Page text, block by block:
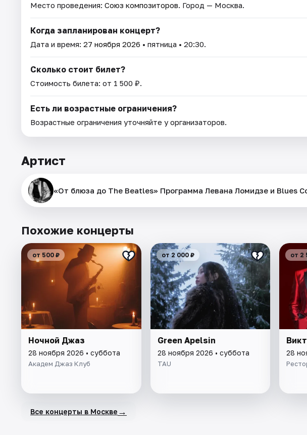
Место проведения: Союз композиторов. Город — Москва.
Когда запланирован концерт?
Дата и время: 27 ноября 2026 • пятница • 20:30.
Сколько стоит билет?
Стоимость билета: от 1 500 ₽.
Есть ли возрастные ограничения?
Возрастные ограничения уточняйте у организаторов.
Артист
«От блюза до The Beatles» Программа Левана Ломидзе и Blues
Похожие концерты
от 500 ₽
Ночной Джаз
28 ноября 2026 • суббота
Академ Джаз Клуб
от 2 000 ₽
Green Apelsin
28 ноября 2026 • суббота
TAU
от 2
28
Все концерты в Москве →